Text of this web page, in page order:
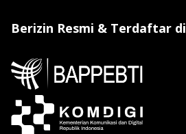
Berizin Resmi & Terdaftar di